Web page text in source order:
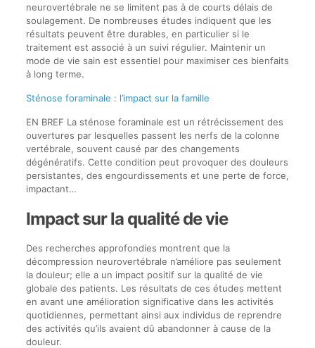
neurovertébrale ne se limitent pas à de courts délais de
soulagement. De nombreuses études indiquent que les
résultats peuvent être durables, en particulier si le
traitement est associé à un suivi régulier. Maintenir un
mode de vie sain est essentiel pour maximiser ces bienfaits
à long terme.
Sténose foraminale : l’impact sur la famille
EN BREF La sténose foraminale est un rétrécissement des
ouvertures par lesquelles passent les nerfs de la colonne
vertébrale, souvent causé par des changements
dégénératifs. Cette condition peut provoquer des douleurs
persistantes, des engourdissements et une perte de force,
impactant…
Impact sur la qualité de vie
Des recherches approfondies montrent que la
décompression neurovertébrale n’améliore pas seulement
la douleur; elle a un impact positif sur la qualité de vie
globale des patients. Les résultats de ces études mettent
en avant une amélioration significative dans les activités
quotidiennes, permettant ainsi aux individus de reprendre
des activités qu’ils avaient dû abandonner à cause de la
douleur.